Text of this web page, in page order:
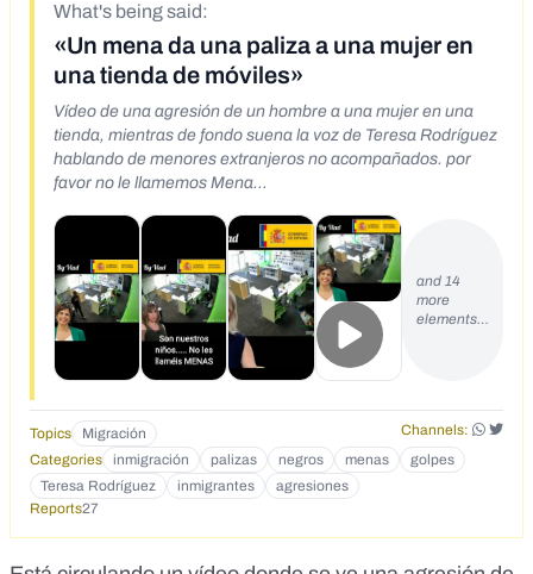
What's being said:
«Un mena da una paliza a una mujer en
una tienda de móviles»
Vídeo de una agresión de un hombre a una mujer en una
tienda, mientras de fondo suena la voz de Teresa Rodríguez
hablando de menores extranjeros no acompañados. por
favor no le llamemos Mena
and 14
more
elements…
Topics Migración
Channels:
Categories
inmigración palizas negros menas
golpes
Teresa Rodríguez
inmigrantes
agresiones
Reports27